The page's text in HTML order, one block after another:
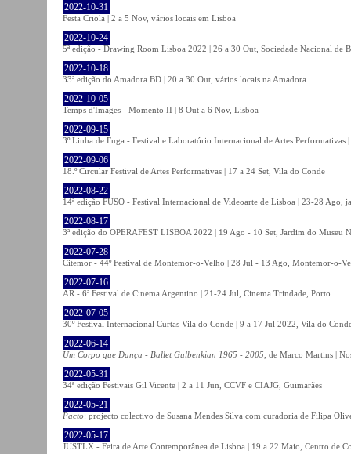
2022-10-31
Festa Criola | 2 a 5 Nov, vários locais em Lisboa
2022-10-24
5ª edição - Drawing Room Lisboa 2022 | 26 a 30 Out, Sociedade Nacional de
2022-10-18
33ª edição do Amadora BD | 20 a 30 Out, vários locais na Amadora
2022-10-05
Temps d'Images - Momento II | 8 Out a 6 Nov, Lisboa
2022-09-15
3º Linha de Fuga - Festival e Laboratório Internacional de Artes Performativas
2022-09-06
18.º Circular Festival de Artes Performativas | 17 a 24 Set, Vila do Conde
2022-08-22
14ª edição FUSO - Festival Internacional de Videoarte de Lisboa | 23-28 Ago,
2022-08-17
3ª edição do OPERAFEST LISBOA 2022 | 19 Ago - 10 Set, Jardim do Museu
2022-07-28
Citemor - 44º Festival de Montemor-o-Velho | 28 Jul - 13 Ago, Montemor-o-
2022-07-16
AR - 6ª Festival de Cinema Argentino | 21-24 Jul, Cinema Trindade, Porto
2022-07-05
30º Festival Internacional Curtas Vila do Conde | 9 a 17 Jul 2022, Vila do
2022-06-14
Um Corpo que Dança - Ballet Gulbenkian 1965 - 2005 , de Marco Martins |
2022-05-31
34ª edição Festivais Gil Vicente | 2 a 11 Jun, CCVF e CIAJG, Guimarães
2022-05-21
Pacto: projecto colectivo de Susana Mendes Silva com curadoria de Filipa
2022-05-17
JUSTLX - Feira de Arte Contemporânea de Lisboa | 19 a 22 Maio, Centro de